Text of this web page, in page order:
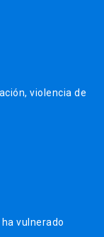
violencia de
vulnerado